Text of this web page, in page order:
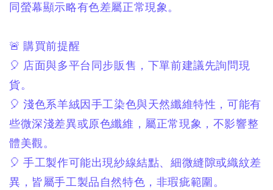
同螢幕顯示略有色差屬正常現象。
🚨 購買前提醒
🎈 店面與多平台同步販售， 下單前建議先詢問現
貨。
🎈 淺色系羊絨因手工染色與天然纖維特性，可能有
些微深淺差異或原色纖維， 屬正常現象，不影響整
體美觀。
🎈 手工製作可能出現紗線結點、細微縫隙或織紋差
異， 皆屬手工製品自然特色，非瑕疵範圍。